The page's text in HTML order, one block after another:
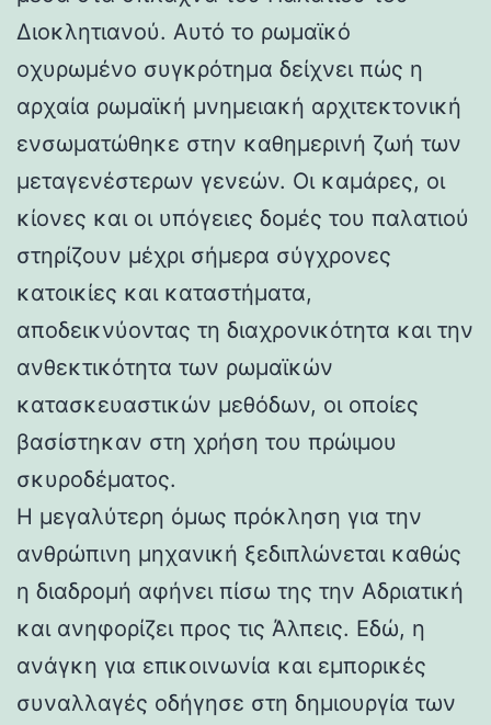
Διοκλητιανού. Αυτό το ρωμαϊκό
οχυρωμένο συγκρότημα δείχνει πώς η
αρχαία ρωμαϊκή μνημειακή αρχιτεκτονική
ενσωματώθηκε στην καθημερινή ζωή των
μεταγενέστερων γενεών. Οι καμάρες, οι
κίονες και οι υπόγειες δομές του παλατιού
στηρίζουν μέχρι σήμερα σύγχρονες
κατοικίες και καταστήματα,
αποδεικνύοντας τη διαχρονικότητα και την
ανθεκτικότητα των ρωμαϊκών
κατασκευαστικών μεθόδων, οι οποίες
βασίστηκαν στη χρήση του πρώιμου
σκυροδέματος.
Η μεγαλύτερη όμως πρόκληση για την
ανθρώπινη μηχανική ξεδιπλώνεται καθώς
η διαδρομή αφήνει πίσω της την Αδριατική
και ανηφορίζει προς τις Άλπεις. Εδώ, η
ανάγκη για επικοινωνία και εμπορικές
συναλλαγές οδήγησε στη δημιουργία των